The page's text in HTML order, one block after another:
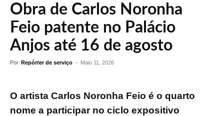
Obra de Carlos Noronha
Feio patente no Palácio
Anjos até 16 de agosto
Por Repórter de serviço - Maio 11, 2026
O artista Carlos Noronha Feio é o quarto
nome a participar no ciclo expositivo